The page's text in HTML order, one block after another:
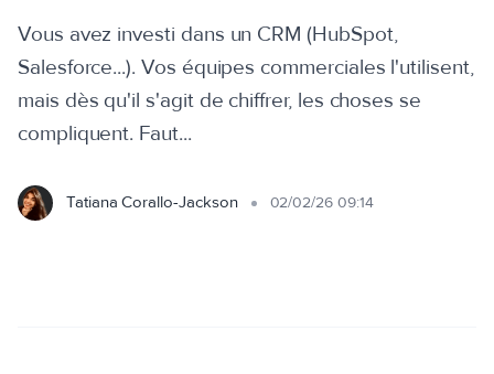
Vous avez investi dans un CRM (HubSpot,
Salesforce...). Vos équipes commerciales l'utilisent,
mais dès qu'il s'agit de chiffrer, les choses se
compliquent. Faut...
Tatiana Corallo-Jackson 02/02/26 09:14